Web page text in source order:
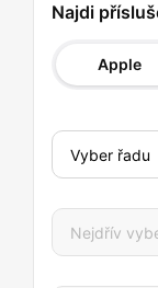
Najdi
Apple